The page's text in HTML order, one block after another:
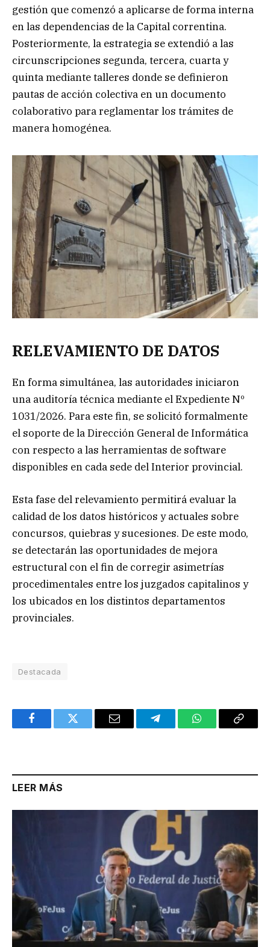
gestión que comenzó a aplicarse de forma interna
en las dependencias de la Capital correntina.
Posteriormente, la estrategia se extendió a las
circunscripciones segunda, tercera, cuarta y
quinta mediante talleres donde se definieron
pautas de acción colectiva en un documento
colaborativo para reglamentar los trámites de
manera homogénea.
RELEVAMIENTO DE DATOS
En forma simultánea, las autoridades iniciaron
una auditoría técnica mediante el Expediente Nº
1031/2026. Para este fin, se solicitó formalmente
el soporte de la Dirección General de Informática
con respecto a las herramientas de software
disponibles en cada sede del Interior provincial.
Esta fase del relevamiento permitirá evaluar la
calidad de los datos históricos y actuales sobre
concursos, quiebras y sucesiones. De este modo,
se detectarán las oportunidades de mejora
estructural con el fin de corregir asimetrías
procedimentales entre los juzgados capitalinos y
los ubicados en los distintos departamentos
provinciales.
Destacada
FacebookTwitter Email TelegramWhatsAppCopy
LEER MÁS